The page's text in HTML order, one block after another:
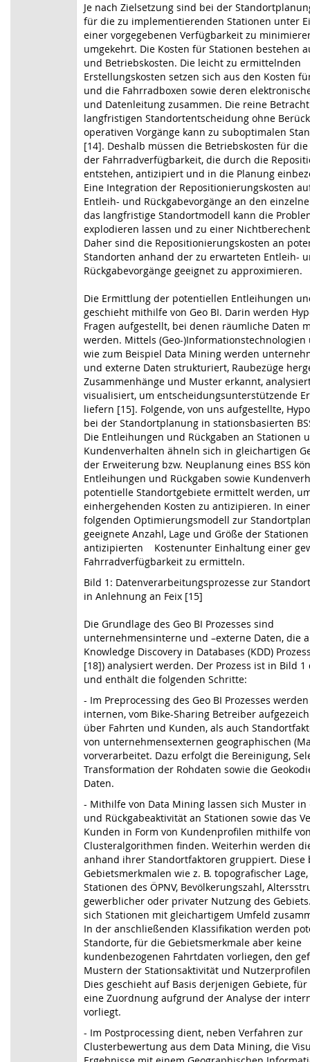
Je nach Zielsetzung sind bei der
für die zu implementierenden Stationen unter
einer vorgegebenen Verfügbarkeit zu
umgekehrt. Die Kosten für Stationen bestehen
und Betriebskosten. Die leicht zu ermittelnden
Erstellungskosten setzen sich aus den Kosten
und die Fahrradboxen sowie deren
und Datenleitung zusammen. Die reine
langfristigen Standortentscheidung ohne
operativen Vorgänge kann zu suboptimalen
[14]. Deshalb müssen die Betriebskosten für
der Fahrradverfügbarkeit, die durch die
entstehen, antizipiert und in die Planung
Eine Integration der Repositionierungskosten
Entleih- und Rückgabevorgänge an den
das langfristige Standortmodell kann die
explodieren lassen und zu einer
Daher sind die Repositionierungskosten an
Standorten anhand der zu erwarteten Entleih-
Rückgabevorgänge geeignet zu approximieren.
Die Ermittlung der potentiellen Entleihungen
geschieht mithilfe von Geo BI. Darin werden
Fragen aufgestellt, bei denen räumliche Daten
werden. Mittels (Geo-
wie zum Beispiel Data Mining werden
und externe Daten strukturiert, Raubezüge
Zusammenhänge und Muster erkannt,
visualisiert, um entscheidungsunterstützende
liefern [15]. Folgende, von uns aufgestellte,
bei der Standortplanung in stationsbasierten
Die Entleihungen und Rückgaben an Stationen
Kundenverhalten ähneln sich in gleichartigen
der Erweiterung bzw. Neuplanung eines BSS
Entleihungen und Rückgaben sowie
potentielle Standortgebiete ermittelt werden,
einhergehenden Kosten zu antizipieren. In
folgenden Optimierungsmodell zur
geeignete Anzahl, Lage und Größe der
antizipierten Kostenunter Einhaltung einer
Fahrradverfügbarkeit zu ermitteln.
Bild 1: Datenverarbeitungsprozesse zur
in Anlehnung an Feix [15]
Die Grundlage des Geo BI Prozesses sind
unternehmensinterne und –externe Daten, die
Knowledge Discovery in Databases (KDD)
[18]) analysiert werden. Der Prozess ist in Bild
und enthält die folgenden Schritte:
- Im Preprocessing des Geo BI Prozesses
internen, vom Bike-Sharing Betreiber
über Fahrten und Kunden, als auch
von unternehmensexternen geographischen
vorverarbeitet. Dazu erfolgt die Bereinigung,
Transformation der Rohdaten sowie die
Daten.
- Mithilfe von Data Mining lassen sich Muster in
und Rückgabeaktivität an Stationen sowie das
Kunden in Form von Kundenprofilen mithilfe
Clusteralgorithmen finden. Weiterhin werden
anhand ihrer Standortfaktoren gruppiert. Diese
Gebietsmerkmalen wie z. B. topografischer
Stationen des ÖPNV, Bevölkerungszahl,
gewerblicher oder privater Nutzung des
sich Stationen mit gleichartigem Umfeld
In der anschließenden Klassifikation werden
Standorte, für die Gebietsmerkmale aber keine
kundenbezogenen Fahrtdaten vorliegen, den
Mustern der Stationsaktivität und
Dies geschieht auf Basis derjenigen Gebiete,
eine Zuordnung aufgrund der Analyse der
vorliegt.
- Im Postprocessing dient, neben Verfahren zur
Clusterbewertung aus dem Data Mining, die